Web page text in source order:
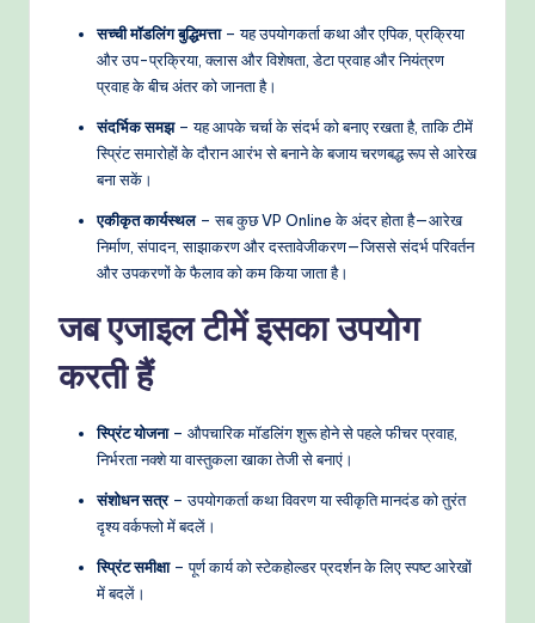
सच्ची मॉडलिंग बुद्धिमत्ता– यह उपयोगकर्ता कथा और एपिक, प्रक्रिया
और उप-प्रक्रिया, क्लास और विशेषता, डेटा प्रवाह और नियंत्रण
प्रवाह के बीच अंतर को जानता है।
संदर्भिक समझ– यह आपके चर्चा के संदर्भ को बनाए रखता है, ताकि टीमें
स्प्रिंट समारोहों के दौरान आरंभ से बनाने के बजाय चरणबद्ध रूप से आरेख
बना सकें।
एकीकृत कार्यस्थल– सब कुछ VP Online के अंदर होता है—आरेख
निर्माण, संपादन, साझाकरण और दस्तावेजीकरण—जिससे संदर्भ परिवर्तन
और उपकरणों के फैलाव को कम किया जाता है।
जब एजाइल टीमें इसका उपयोग
करती हैं
स्प्रिंट योजना– औपचारिक मॉडलिंग शुरू होने से पहले फीचर प्रवाह,
निर्भरता नक्शे या वास्तुकला खाका तेजी से बनाएं।
संशोधन सत्र– उपयोगकर्ता कथा विवरण या स्वीकृति मानदंड को तुरंत
दृश्य वर्कफ्लो में बदलें।
स्प्रिंट समीक्षा– पूर्ण कार्य को स्टेकहोल्डर प्रदर्शन के लिए स्पष्ट आरेखों
में बदलें।